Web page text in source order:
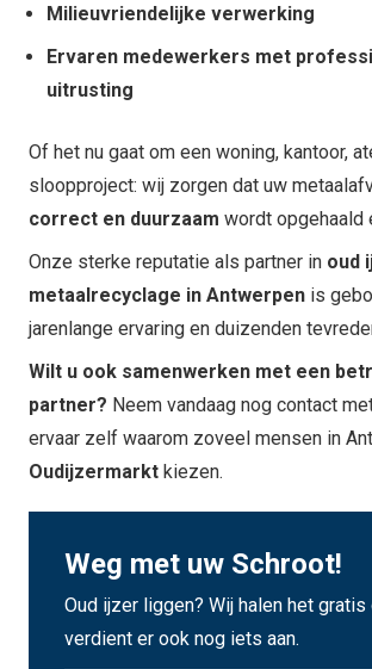
Milieuvriendelijke verwerking
Ervaren medewerkers met
uitrusting
Of het nu gaat om een woning, kantoor,
sloopproject: wij zorgen dat uw
correct en duurzaam wordt opgehaald
Onze sterke reputatie als partner in oud
metaalrecyclage in Antwerpen is
jarenlange ervaring en duizenden
Wilt u ook samenwerken met een
partner? Neem vandaag nog contact
ervaar zelf waarom zoveel mensen in
Oudijzermarkt kiezen.
Weg met uw Schroot!
Oud ijzer liggen? Wij halen het gratis
verdient er ook nog iets aan.